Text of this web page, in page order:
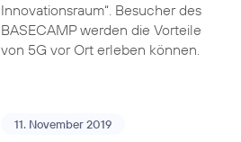
Innovationsraum“. Besucher des
BASECAMP werden die Vorteile
von 5G vor Ort erleben können.
11. November 2019